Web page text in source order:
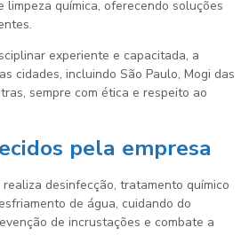
limpeza química, oferecendo soluções
experiente e capacitada, a
cidades, incluindo São Paulo, Mogi das
sempre com ética e respeito ao
pela empresa
desinfecção, tratamento químico
de água, cuidando do
de incrustações e combate a